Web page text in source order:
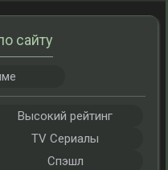
сайту
Высокий рейтинг
TV Сериалы
Спэшл